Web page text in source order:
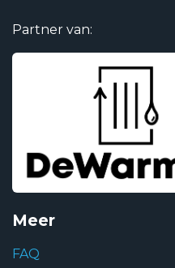
Partner van:
Meer
FAQ